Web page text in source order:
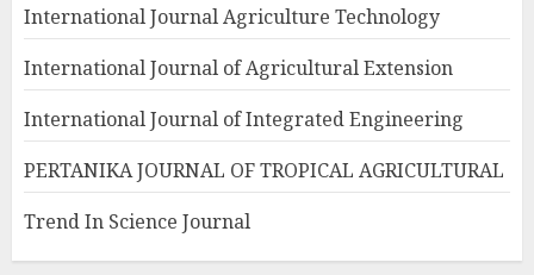
International Journal Agriculture Technology
International Journal of Agricultural Extension
International Journal of Integrated Engineering
PERTANIKA JOURNAL OF TROPICAL AGRICULTURAL
Trend In Science Journal